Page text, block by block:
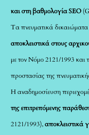
και στη βαθμολογία SEO
Τα πνευματικά
αποκλειστικά στους
με τον Νόμο 2121/1993
προστασίας της
Η αναδημοσίευση
της επιτρεπόμενης
2121/1993),αποκλειστικά